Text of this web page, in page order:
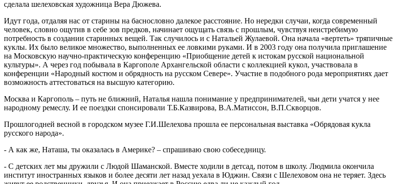
сделала шелеховская художница Вера Дюжева.
Идут года, отдаляя нас от старины на баснословно далекое расстояние. Но нередки случаи, когда современный
человек, словно ощутив в себе зов предков, начинает ощущать связь с прошлым, чувствуя неистребимую
потребность в создании старинных вещей. Так случилось и с Натальей Жулаевой. Она начала «вертеть» тряпичные
куклы. Их было великое множество, выполненных ее ловкими руками. И в 2003 году она получила приглашение
на Московскую научно-практическую конференцию «Приобщение детей к истокам русской национальной
культуры». А через год побывала в Каргополе Архангельской области с коллекцией кукол, участвовала в
конференции «Народный костюм и обрядность на русском Севере». Участие в подобного рода мероприятиях дает
возможность аттестоваться на высшую категорию.
Москва и Каргополь – путь не ближний, Наталья нашла понимание у предпринимателей, чьи дети учатся у нее
народному ремеслу. И ее поездки спонсировали Т.Б.Казвирова, В.А.Матиссон, В.П.Скворцов.
Прошлогодней весной в городском музее Г.И.Шелехова прошла ее персональная выставка «Обрядовая кукла
русского народа».
- А как же, Наташа, ты оказалась в Америке? – спрашиваю свою собеседницу.
- С детских лет мы дружили с Людой Шаманской. Вместе ходили в детсад, потом в школу. Людмила окончила
институт иностранных языков и более десяти лет назад уехала в Юджин. Связи с Шелеховом она не теряет. Здесь